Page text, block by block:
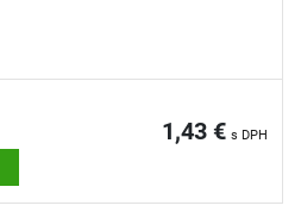
1,43 € s DPH